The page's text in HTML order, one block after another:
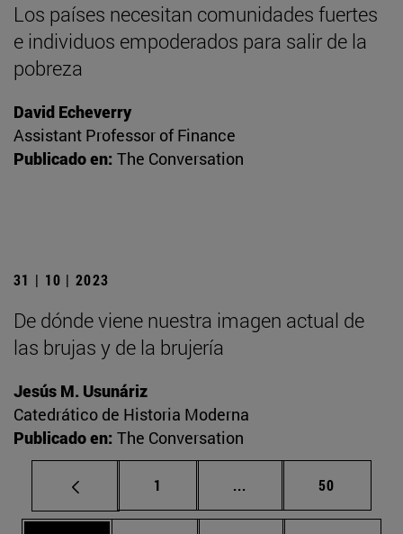
Los países necesitan comunidades fuertes
e individuos empoderados para salir de la
pobreza
David Echeverry
Assistant Professor of Finance
Publicado en: The Conversation
31 | 10 | 2023
De dónde viene nuestra imagen actual de
las brujas y de la brujería
Jesús M. Usunáriz
Catedrático de Historia Moderna
Publicado en: The Conversation
Página
1 ... Páginas intermedias
Página
50